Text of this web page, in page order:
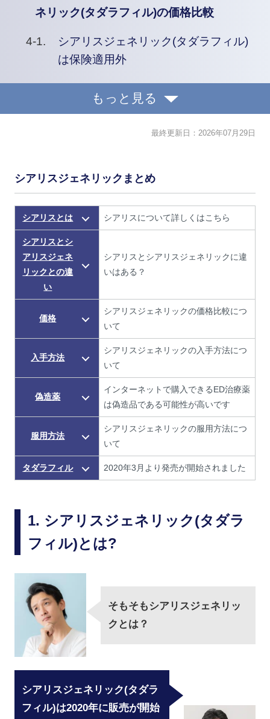
ネリック(タダラフィル)の価格比較
シアリスジェネリック(タダラフィル)
は保険適用外
もっと見る
最終更新日： 2026年07月29日
シアリスジェネリックまとめ
シアリスとは シアリスについて詳しくはこちら
シアリスとシ
アリスジェネ
リックとの違
い
シアリスとシアリスジェネリックに違
いはある？
価格
シアリスジェネリックの価格比較につ
いて
入手方法
シアリスジェネリックの入手方法につ
いて
偽造薬
インターネットで購入できるED治療薬
は偽造品である可能性が高いです
服用方法
シアリスジェネリックの服用方法につ
いて
タダラフィル 2020年3月より発売が開始されました
シアリスジェネリック(タダラ
フィル)とは?
そもそもシアリスジェネリッ
クとは？
シアリスジェネリック(タダラ
フィル)は2020年に販売が開始